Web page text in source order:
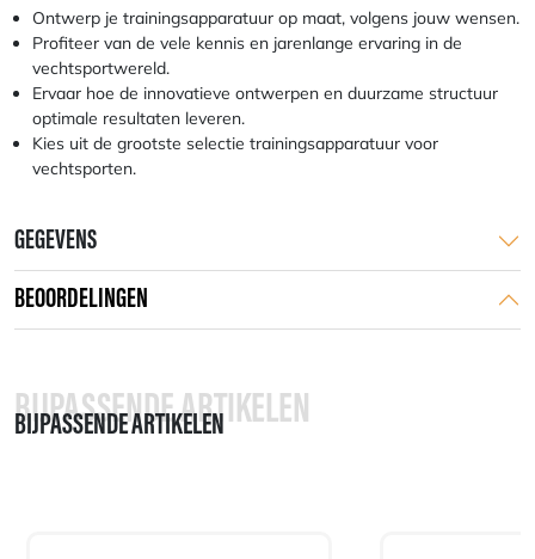
Ontwerp je trainingsapparatuur op maat, volgens jouw wensen.
Profiteer van de vele kennis en jarenlange ervaring in de
vechtsportwereld.
Ervaar hoe de innovatieve ontwerpen en duurzame structuur
optimale resultaten leveren.
Kies uit de grootste selectie trainingsapparatuur voor
vechtsporten.
GEGEVENS
BEOORDELINGEN
BIJPASSENDE ARTIKELEN
BIJPASSENDE ARTIKELEN